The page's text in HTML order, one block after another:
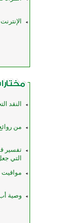
النقد
من روائع
تفسير
التي
مواقيت
وصية أب